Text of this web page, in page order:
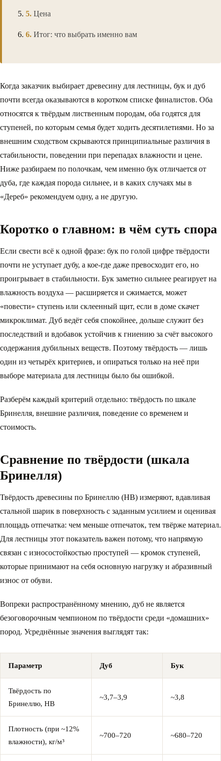
Цена
Итог: что выбрать именно вам
Когда заказчик выбирает древесину для лестницы, бук и дуб
почти всегда оказываются в коротком списке финалистов. Оба
относятся к твёрдым лиственным породам, оба годятся для
ступеней, по которым семья будет ходить десятилетиями. Но за
внешним сходством скрываются принципиальные различия в
стабильности, поведении при перепадах влажности и цене.
Ниже разбираем по полочкам, чем именно бук отличается от
дуба, где каждая порода сильнее, и в каких случаях мы в
«Дереб» рекомендуем одну, а не другую.
Коротко о главном: в чём суть спора
Если свести всё к одной фразе: бук по голой цифре твёрдости
почти не уступает дубу, а кое-где даже превосходит его, но
проигрывает в стабильности. Бук заметно сильнее реагирует на
влажность воздуха — расширяется и сжимается, может
«повести» ступень или склеенный щит, если в доме скачет
микроклимат. Дуб ведёт себя спокойнее, дольше служит без
последствий и вдобавок устойчив к гниению за счёт высокого
содержания дубильных веществ. Поэтому твёрдость — лишь
один из четырёх критериев, и опираться только на неё при
выборе материала для лестницы было бы ошибкой.
Разберём каждый критерий отдельно: твёрдость по шкале
Бринелля, внешние различия, поведение со временем и
стоимость.
Сравнение по твёрдости (шкала
Бринелля)
Твёрдость древесины по Бринеллю (HB) измеряют, вдавливая
стальной шарик в поверхность с заданным усилием и оценивая
площадь отпечатка: чем меньше отпечаток, тем твёрже материал.
Для лестницы этот показатель важен потому, что напрямую
связан с износостойкостью проступей — кромок ступеней,
которые принимают на себя основную нагрузку и абразивный
износ от обуви.
Вопреки распространённому мнению, дуб не является
безоговорочным чемпионом по твёрдости среди «домашних»
пород. Усреднённые значения выглядят так:
Параметр Дуб Бук
Твёрдость по
Бринеллю, HB
~3,7–3,9 ~3,8
Плотность (при ~12%
влажности), кг/м³
~700–720 ~680–720